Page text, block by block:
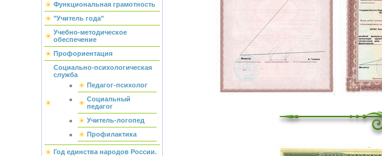
Функциональная грамотность
"Учитель года"
Учебно-методическое
обеспечение
Профориентация
Социально-психологическая
служба
Педагог-психолог
Социальный
педагог
Учитель-логопед
Профилактика
Год единства народов России.